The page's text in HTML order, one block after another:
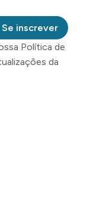
Se inscrever
Política de
da